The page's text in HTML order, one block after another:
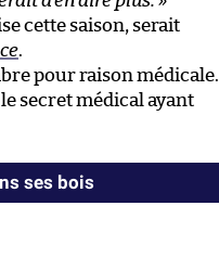
cette saison, serait
.
pour raison médicale.
secret médical ayant
ses bois